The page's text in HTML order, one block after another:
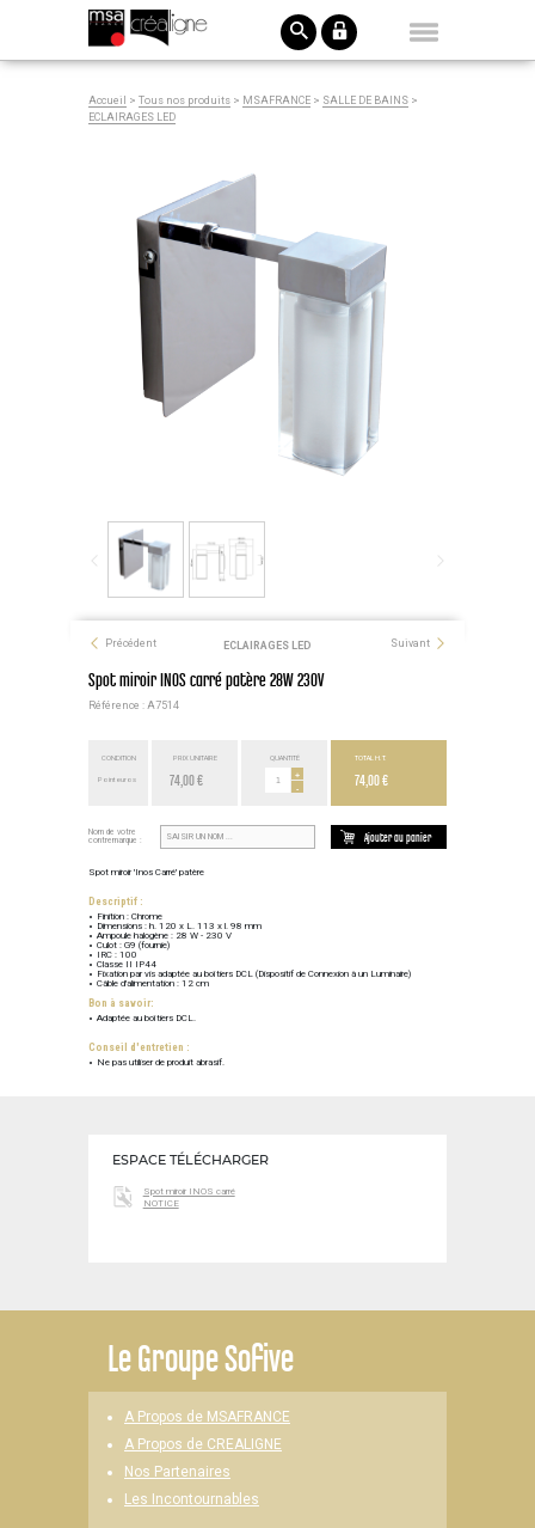
Accueil > Tous nos produits > MSAFRANCE > SALLE DE BAINS >
ECLAIRAGES LED
Précédent ECLAIRAGES LED Suivant
Spot miroir INOS carré patère 28W 230V
Référence : A7514
CONDITION
Point euros
PRIX UNITAIRE
74,00 €
QUANTITÉ
+
-
TOTAL H.T.
74,00 €
Nom de votre
contremarque :
Ajouter au panier
Spot miroir 'Inos Carré' patère
Descriptif :
Finition : Chrome
Dimensions : h. 120 x L. 113 x l. 98 mm
Ampoule halogène : 28 W - 230 V
Culot : G9 (fournie)
IRC : 100
Classe II IP44
Fixation par vis adaptée au boîtiers DCL (Dispositif de Connexion à un Luminaire)
Câble d'alimentation : 12 cm
Bon à savoir:
Adaptée au boîtiers DCL.
Conseil d'entretien :
Ne pas utiliser de produit abrasif.
ESPACE TÉLÉCHARGER
Spot miroir INOS carré
NOTICE
LeGroupe Sofive
A Propos de MSAFRANCE
A Propos de CREALIGNE
Nos Partenaires
Les Incontournables